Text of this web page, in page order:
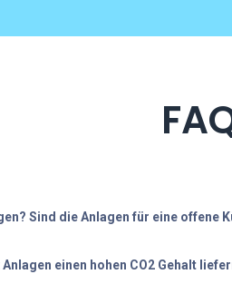
Sind die Anlagen für eine offene
einen hohen CO2 Gehalt